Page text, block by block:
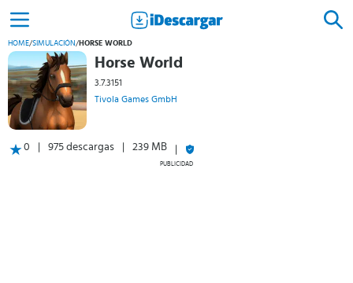
HOME/SIMULACIÓN/ HORSE WORLD
Horse World
3.7.3151
Tivola Games GmbH
0 975 descargas 239 MB
PUBLICIDAD